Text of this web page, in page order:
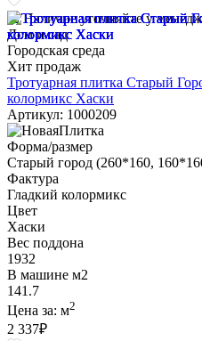
Наличие уточняйте у
Дом и сад
Городская среда
Хит продаж
Тротуарная плитка Старый
колормикс Хаски
Артикул: 1000209
Форма/размер
Старый город (260*160,
Фактура
Гладкий колормикс
Цвет
Хаски
Вес поддона
1932
В машине м2
141.7
Цена за: м2
2 337₽